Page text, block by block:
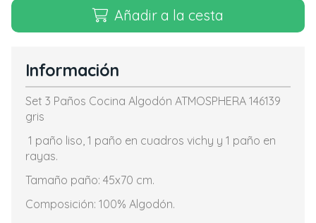
Añadir a la cesta
Información
Set 3 Paños Cocina Algodón ATMOSPHERA 146139
gris
1 paño liso, 1 paño en cuadros vichy y 1 paño en
rayas.
Tamaño paño: 45x70 cm.
Composición: 100% Algodón.